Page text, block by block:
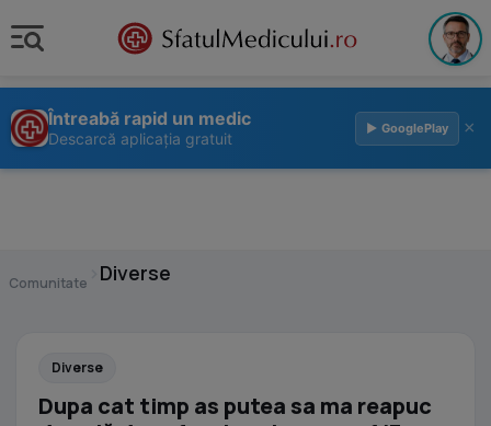
Întreabă rapid un medic
Descarcă aplicația gratuit
▶ GooglePlay ×
Comunitate Diverse
Diverse
Dupa cat timp as putea sa ma reapuc